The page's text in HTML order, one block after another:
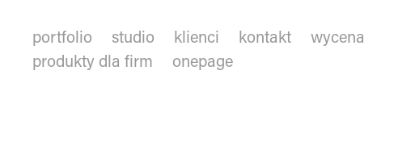
portfolio studio klienci kontakt
wycena
produkty dla firm
onepage